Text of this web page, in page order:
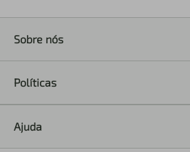
Sobre nós
Políticas
Ajuda